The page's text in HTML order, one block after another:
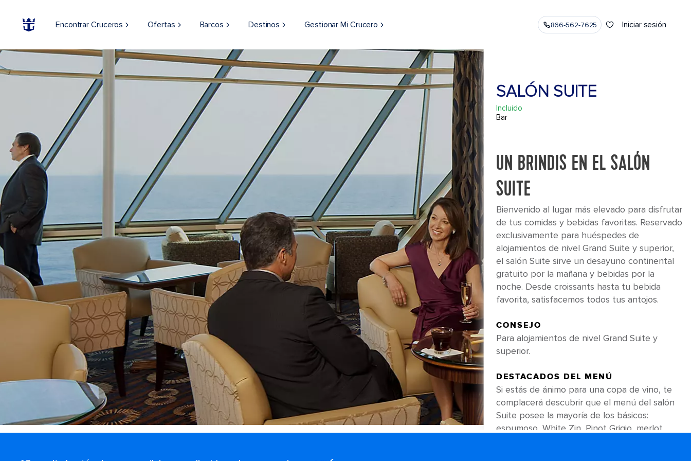
Encontrar Cruceros Ofertas Barcos Destinos Gestionar Mi Crucero 866-562-7625 Iniciar sesión
SALÓN SUITE
Incluido
Bar
UN BRINDIS EN EL SALÓN
SUITE
Bienvenido al lugar más elevado para disfrutar
de tus comidas y bebidas favoritas. Reservado
exclusivamente para huéspedes de
alojamientos de nivel Grand Suite y superior,
el salón Suite sirve un desayuno continental
gratuito por la mañana y bebidas por la
noche. Desde croissants hasta tu bebida
favorita, satisfacemos todos tus antojos.
CONSEJO
Para alojamientos de nivel Grand Suite y
superior.
DESTACADOS DEL MENÚ
Si estás de ánimo para una copa de vino, te
complacerá descubrir que el menú del salón
Suite posee la mayoría de los básicos:
espumoso, White Zin, Pinot Grigio, merlot,